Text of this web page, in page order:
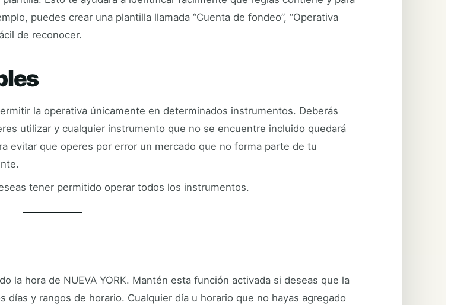
puedes crear una plantilla llamada “Cuenta de fondeo”, “Operativa
de reconocer.
la operativa únicamente en determinados instrumentos. Deberás
utilizar y cualquier instrumento que no se encuentre incluido quedará
evitar que operes por error un mercado que no forma parte de tu
tener permitido operar todos los instrumentos.
la hora de NUEVA YORK. Mantén esta función activada si deseas que la
y rangos de horario. Cualquier día u horario que no hayas agregado